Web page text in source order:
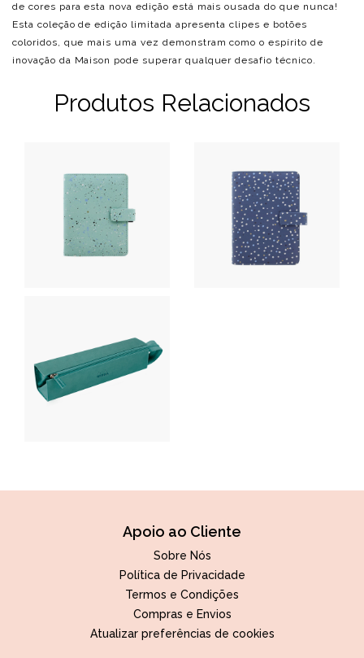
de cores para esta nova edição está mais ousada do que nunca!
Esta coleção de edição limitada apresenta clipes e botões
coloridos, que mais uma vez demonstram como o espírito de
inovação da Maison pode superar qualquer desafio técnico.
Produtos Relacionados
Apoio ao Cliente
Sobre Nós
Política de Privacidade
Termos e Condições
Compras e Envios
Atualizar preferências de cookies